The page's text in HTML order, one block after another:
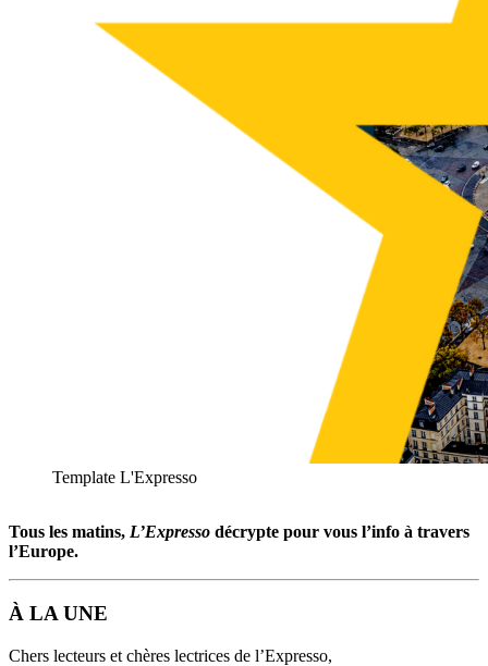
Template L'Expresso
Tous les matins, L’Expresso décrypte pour vous l’info à travers
l’Europe.
À LA UNE
Chers lecteurs et chères lectrices de l’Expresso,